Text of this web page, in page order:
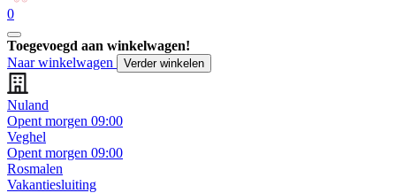
0
Toegevoegd aan winkelwagen!
Naar winkelwagen
Verder winkelen
Nuland
Opent morgen 09:00
Veghel
Opent morgen 09:00
Rosmalen
Vakantiesluiting